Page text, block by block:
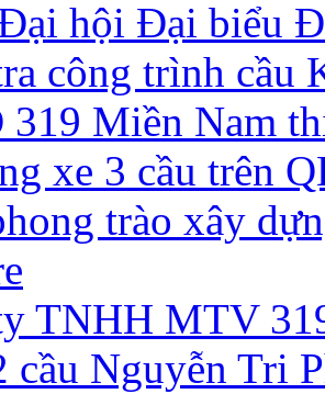
hội Đại biểu
công trình cầu
Miền Nam
xe 3 cầu trên
trào xây
TNHH MTV
cầu Nguyễn Tri